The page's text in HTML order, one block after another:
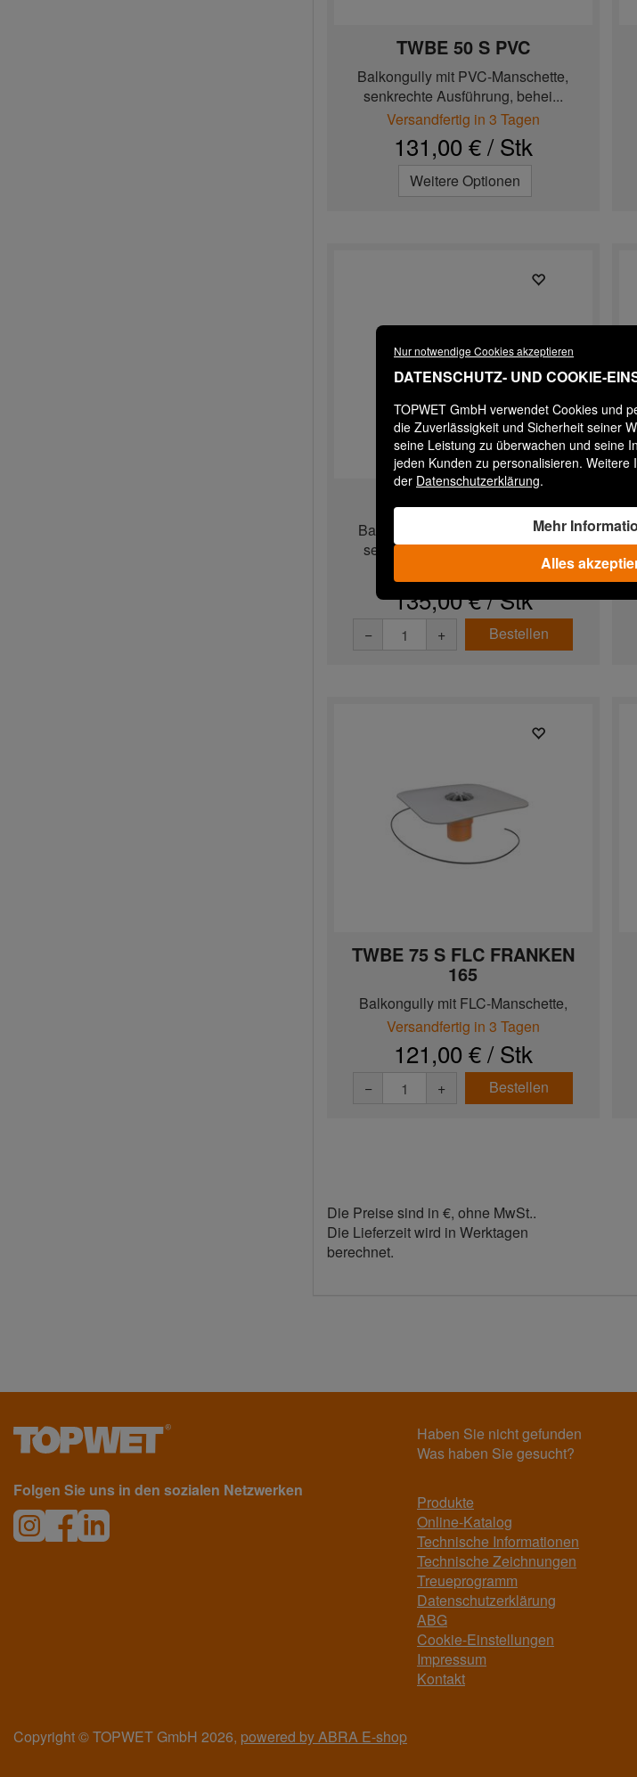
Nur notwendige Cookies akzeptieren
DATENSCHUTZ- UND COOKIE-
TOPWET GmbH verwendet Cookies und
die Zuverlässigkeit und Sicherheit seiner
seine Leistung zu überwachen und seine
jeden Kunden zu personalisieren. Weitere
der Datenschutzerklärung.
Mehr
Alles
TWBE 50 S PVC
Balkongully mit PVC-Manschette,
senkrechte Ausführung, behei...
Versandfertig in 3 Tagen
131,00 € / Stk
Weitere Optionen
TWBE 50 S STE
Balkongully mit STE-Manschette,
senkrechte Ausführung, behei...
135,00 € / Stk
− + Bestellen
TWBE 75 S FLC FRANKEN
165
Balkongully mit FLC-Manschette,
senkrechte Ausführung, behei...
Versandfertig in 3 Tagen
121,00 € / Stk
− + Bestellen
Die Preise sind in €, ohne MwSt..
Die Lieferzeit wird in Werktagen
berechnet.
Folgen Sie uns in den sozialen Netzwerken
Haben Sie nicht gefunden
Was haben Sie gesucht?
Produkte
Online-Katalog
Technische Informationen
Technische Zeichnungen
Treueprogramm
Datenschutzerklärung
ABG
Cookie-Einstellungen
Impressum
Kontakt
Copyright © TOPWET GmbH 2026, powered by ABRA E-shop